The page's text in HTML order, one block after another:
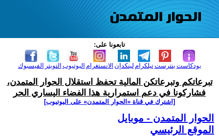
تابعونا على:
الفيسبوك التويتر اليوتيوب الانستغرام لينكدإن تيلكرامبنترست بودكاست
تبرعاتكم وتبرعاتكن المالية تحفظ استقلال الحوار المتمدن،
فشاركونا في دعم استمرارية هذا الفضاء اليساري الحر
[اشترك في قناة ‫«الحوار المتمدن» على اليوتيوب]
الحوار المتمدن - موبايل
الموقع الرئيسي